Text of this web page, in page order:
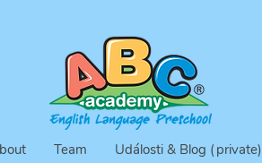
Team Události & Blog (private)